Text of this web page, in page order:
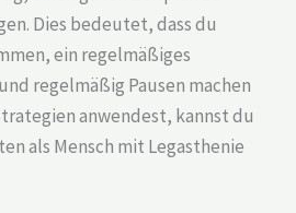
Dies bedeutet, dass du
ein regelmäßiges
regelmäßig Pausen machen
anwendest, kannst du
als Mensch mit Legasthenie